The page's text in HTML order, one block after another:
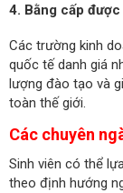
4. Bằng cấp
Các trường kinh
quốc tế danh giá
lượng đào tạo và
toàn thế giới.
Các chuyên
Sinh viên có thể
theo định hướng